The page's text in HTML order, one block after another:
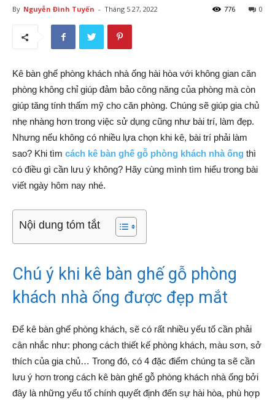
By Nguyễn Đình Tuyến - Tháng 5 27, 2022 0
776
Kê bàn ghế phòng khách nhà ống hài hòa với không gian căn
phòng không chỉ giúp đảm bảo công năng của phòng mà còn
giúp tăng tính thấm mỹ cho căn phòng. Chúng sẽ giúp gia chủ
nhẹ nhàng hơn trong việc sử dụng cũng như bài trí, làm đẹp.
Nhưng nếu không có nhiều lựa chọn khi kê, bài trí phải làm
sao? Khi tìm cách kê bàn ghế gỗ phòng khách nhà ống thì
có điều gì cần lưu ý không? Hãy cùng mình tìm hiểu trong bài
viết ngày hôm nay nhé.
Nội dung tóm tắt
Chú ý khi kê bàn ghế gỗ phòng
khách nhà ống được đẹp mắt
Để kê bàn ghế phòng khách, sẽ có rất nhiều yếu tố cần phải
cân nhắc như: phong cách thiết kế phòng khách, màu sơn, sở
thích của gia chủ… Trong đó, có 4 đặc điểm chúng ta sẽ cần
lưu ý hơn trong cách kê bàn ghế gỗ phòng khách nhà ống bởi
đây là những yếu tố chính quyết định đến sự hài hòa, phù hợp